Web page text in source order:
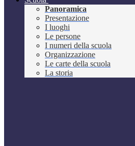
Panoramica
Presentazione
I luoghi
Le persone
I numeri della scuola
Organizzazione
Le carte della scuola
La storia